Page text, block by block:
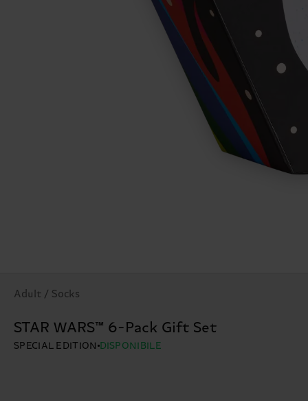
Adult / Socks
STAR WARS™ 6-Pack Gift Set
SPECIAL EDITION DISPONIBILE